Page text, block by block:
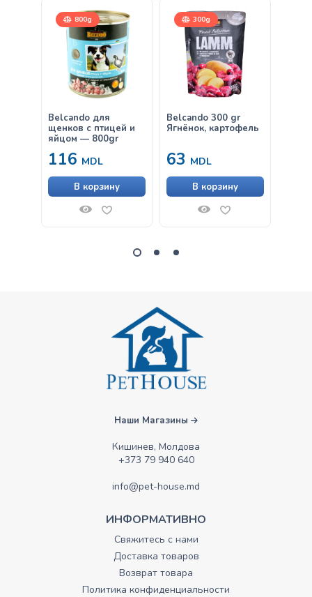
800g
Belcando для
щенков с птицей и
яйцом — 800gr
116 MDL
В корзину
300g
Belcando 300 gr
Ягнёнок, картофель
63 MDL
В корзину
Наши Магазины
Кишинев, Молдова
+373 79 940 640
info@pet-house.md
ИНФОРМАТИВНО
Свяжитесь с нами
Доставка товаров
Возврат товара
Политика конфиденциальности